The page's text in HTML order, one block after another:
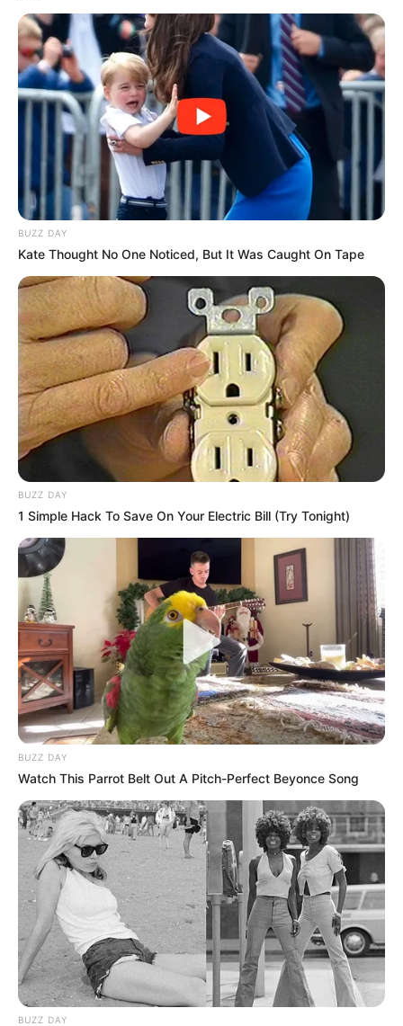
BUZZ DAY
Kate Thought No One Noticed, But It Was Caught On Tape
BUZZ DAY
1 Simple Hack To Save On Your Electric Bill (Try Tonight)
BUZZ DAY
Watch This Parrot Belt Out A Pitch-Perfect Beyonce Song
BUZZ DAY